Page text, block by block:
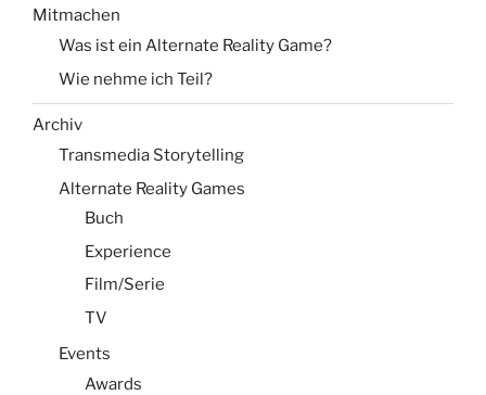
Mitmachen
Was ist ein Alternate Reality Game?
Wie nehme ich Teil?
Archiv
Transmedia Storytelling
Alternate Reality Games
Buch
Experience
Film/Serie
TV
Events
Awards